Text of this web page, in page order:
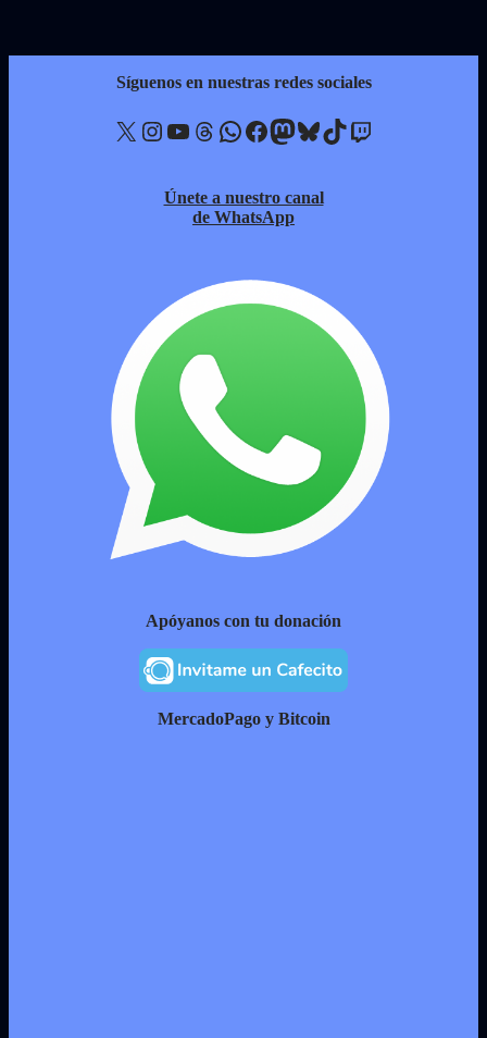
Síguenos en nuestras redes sociales
X Instagram YouTube Threads WhatsApp Facebook Mastodon Bluesky TikTok Twitch
Únete a nuestro canal
de WhatsApp
Apóyanos con tu donación
MercadoPago y Bitcoin